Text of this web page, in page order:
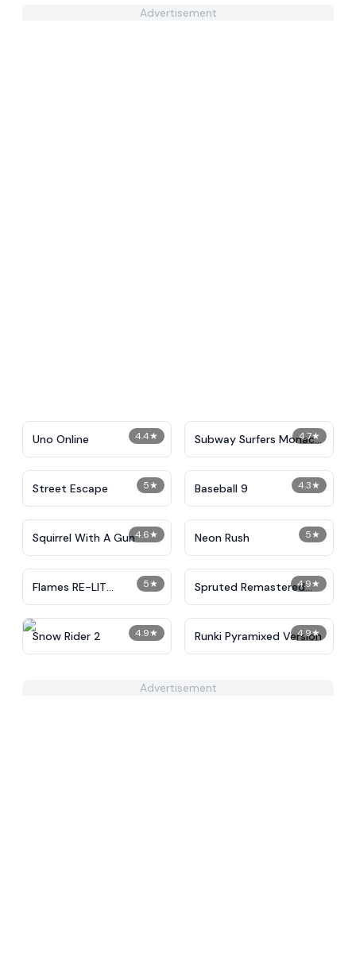
Advertisement
4.4★
Uno Online 4.7★
Subway Surfers Monaco
2024
5★
Street Escape 4.3★
Baseball 9
4.6★
Squirrel With A Gun 5★
Neon Rush
5★
Flames RE-LIT
IncrediBox
4.9★
Spruted Remastered
Alternative Phase 2
4.9★
Snow Rider 2 4.9★
Runki Pyramixed Version
Advertisement